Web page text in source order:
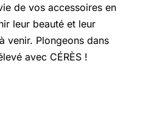
de vos accessoires en
leur beauté et leur
venir. Plongeons dans
avec CÉRÈS !